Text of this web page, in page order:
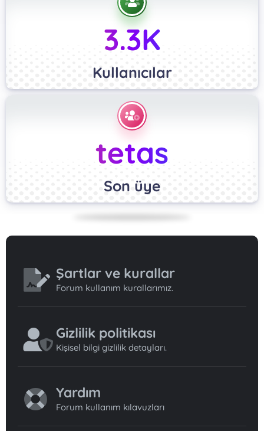
3.3K
Kullanıcılar
tetas
Son üye
Şartlar ve kurallar
Forum kullanım kurallarımız.
Gizlilik politikası
Kişisel bilgi gizlilik detayları.
Yardım
Forum kullanım kılavuzları